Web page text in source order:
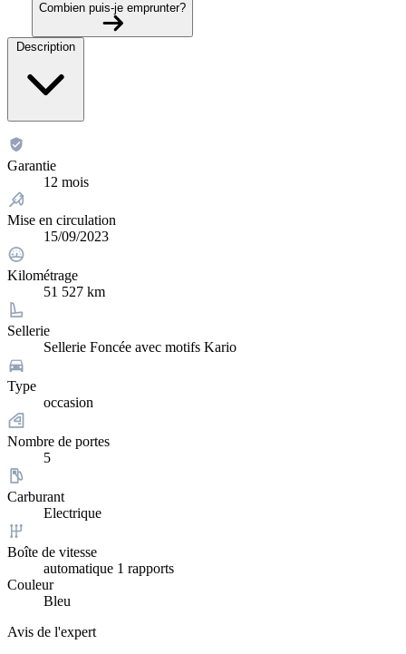
Combien puis-je emprunter?
Description
Garantie
12 mois
Mise en circulation
15/09/2023
Kilométrage
51 527 km
Sellerie
Sellerie Foncée avec motifs Kario
Type
occasion
Nombre de portes
5
Carburant
Electrique
Boîte de vitesse
automatique 1 rapports
Couleur
Bleu
Avis de l'expert